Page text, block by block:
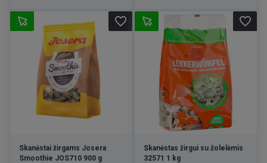
Skanėstai žirgams Josera
Smoothie JOS710 900 g
favorite_border
Skanėstas žirgui su žolelėmis
32571 1 kg
favorite_border